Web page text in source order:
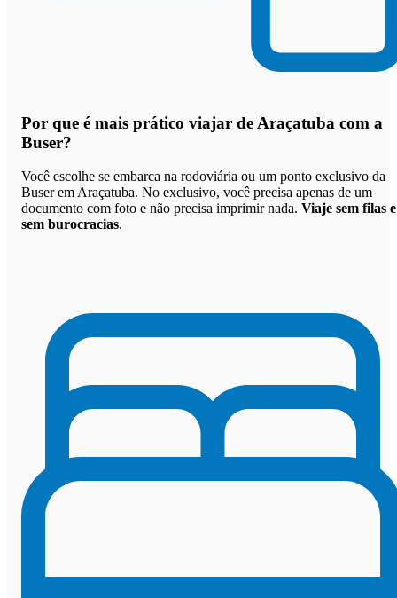
Por que é mais prático viajar de Araçatuba com a
Buser?
Você escolhe se embarca na rodoviária ou um ponto exclusivo da
Buser em Araçatuba. No exclusivo, você precisa apenas de um
documento com foto e não precisa imprimir nada. Viaje sem filas e
sem burocracias.